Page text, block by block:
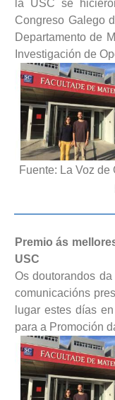
la USC se
Congreso Galego
Departamento de
Investigación de
Fuente: La Voz
Premio ás
USC
Os doutorandos
comunicacións
lugar estes días
para a Promoción